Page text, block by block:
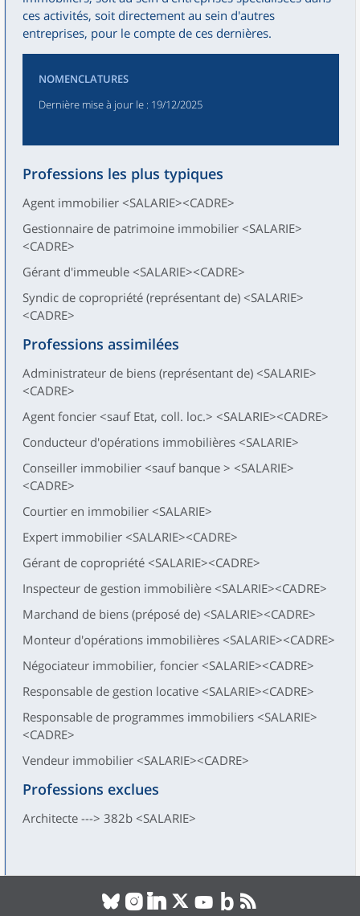
ces activités, soit directement au sein d'autres
entreprises, pour le compte de ces dernières.
NOMENCLATURES
Dernière mise à jour le : 19/12/2025
Professions les plus typiques
Agent immobilier <SALARIE><CADRE>
Gestionnaire de patrimoine immobilier <SALARIE>
<CADRE>
Gérant d'immeuble <SALARIE><CADRE>
Syndic de copropriété (représentant de) <SALARIE>
<CADRE>
Professions assimilées
Administrateur de biens (représentant de) <SALARIE>
<CADRE>
Agent foncier <sauf Etat, coll. loc.> <SALARIE><CADRE>
Conducteur d'opérations immobilières <SALARIE>
Conseiller immobilier <sauf banque > <SALARIE>
<CADRE>
Courtier en immobilier <SALARIE>
Expert immobilier <SALARIE><CADRE>
Gérant de copropriété <SALARIE><CADRE>
Inspecteur de gestion immobilière <SALARIE><CADRE>
Marchand de biens (préposé de) <SALARIE><CADRE>
Monteur d'opérations immobilières <SALARIE><CADRE>
Négociateur immobilier, foncier <SALARIE><CADRE>
Responsable de gestion locative <SALARIE><CADRE>
Responsable de programmes immobiliers <SALARIE>
<CADRE>
Vendeur immobilier <SALARIE><CADRE>
Professions exclues
Architecte ---> 382b <SALARIE>